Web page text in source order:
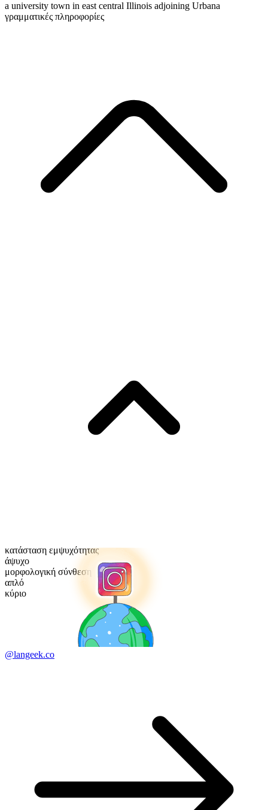
a university town in east central Illinois adjoining Urbana
γραμματικές πληροφορίες
κατάσταση εμψυχότητας
άψυχο
μορφολογική σύνθεση
απλό
κύριο
@langeek.co